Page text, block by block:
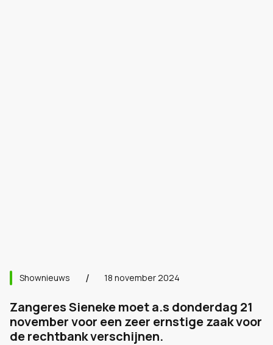
Shownieuws 18 november 2024
Zangeres Sieneke moet a.s donderdag 21
november voor een zeer ernstige zaak voor
de rechtbank verschijnen.